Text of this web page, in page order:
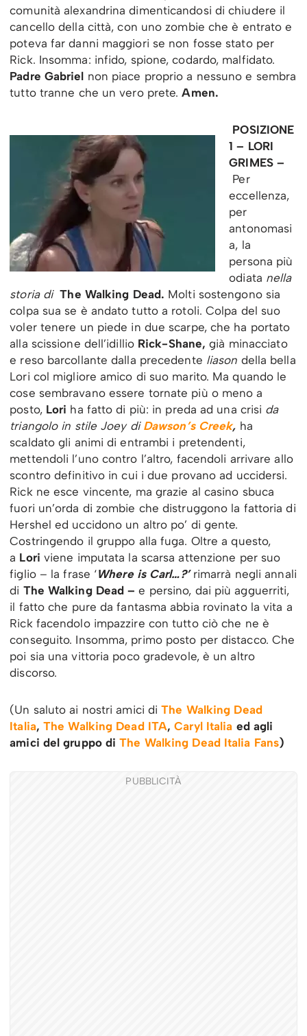
comunità alexandrina dimenticandosi di chiudere il
cancello della città, con uno zombie che è entrato e
poteva far danni maggiori se non fosse stato per
Rick. Insomma: infido, spione, codardo, malfidato.
Padre Gabriel non piace proprio a nessuno e sembra
tutto tranne che un vero prete.Amen.
POSIZIONE
1 – LORI
GRIMES –
Per
eccellenza,
per
antonomasi
a, la
persona più
odiata nella
storia di The Walking Dead. Molti sostengono sia
colpa sua se è andato tutto a rotoli. Colpa del suo
voler tenere un piede in due scarpe, che ha portato
alla scissione dell’idillio Rick-Shane,già minacciato
e reso barcollante dalla precedente liason della bella
Lori col migliore amico di suo marito. Ma quando le
cose sembravano essere tornate più o meno a
posto, Lori ha fatto di più: in preda ad una crisi da
triangolo in stile Joey di Dawson’s Creek, ha
scaldato gli animi di entrambi i pretendenti,
mettendoli l’uno contro l’altro, facendoli arrivare allo
scontro definitivo in cui i due provano ad uccidersi.
Rick ne esce vincente, ma grazie al casino sbuca
fuori un’orda di zombie che distruggono la fattoria di
Hershel ed uccidono un altro po’ di gente.
Costringendo il gruppo alla fuga. Oltre a questo,
a Lori viene imputata la scarsa attenzione per suo
figlio – la frase ‘Where is Carl…?’ rimarrà negli annali
di The Walking Dead –e persino, dai più agguerriti,
il fatto che pure da fantasma abbia rovinato la vita a
Rick facendolo impazzire con tutto ciò che ne è
conseguito. Insomma, primo posto per distacco. Che
poi sia una vittoria poco gradevole, è un altro
discorso.
(Un saluto ai nostri amici diThe Walking Dead
Italia,The Walking Dead ITA,Caryl Italia ed agli
amici del gruppo diThe Walking Dead Italia Fans)
PUBBLICITÀ